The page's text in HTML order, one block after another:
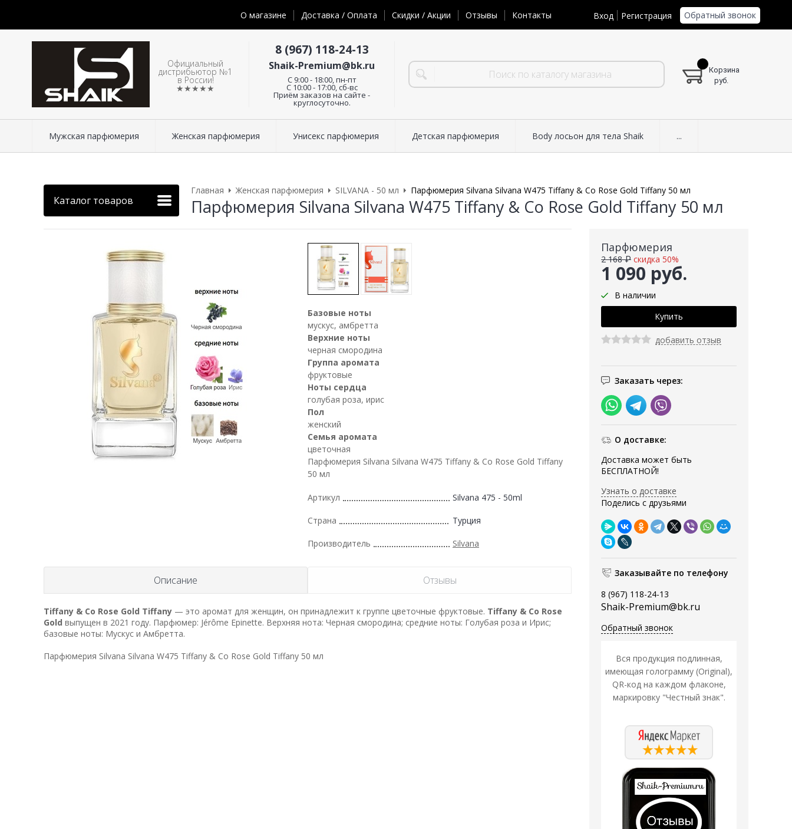
О магазине Доставка / Оплата Скидки / Акции Отзывы Контакты Вход Регистрация Обратный звонок
Официальный
дистрибьютор №1
в России!
★★★★★
8 (967) 118-24-13
Shaik-Premium@bk.ru
C 9:00 - 18:00, пн-пт
С 10:00 - 17:00, сб-вс
Приём заказов на сайте -
круглосуточно.
Корзина
руб.
Мужская парфюмерия Женская парфюмерия Унисекс парфюмерия Детская парфюмерия Body лосьон для тела Shaik ...
Каталог товаров
Главная Женская парфюмерия SILVANA - 50 мл Парфюмерия Silvana Silvana W475 Tiffany & Co Rose Gold Tiffany 50 мл
Парфюмерия Silvana Silvana W475 Tiffany & Co Rose Gold Tiffany 50 мл
Парфюмерия
1 090 руб.
2 168 ₽ скидка 50%
В наличии
добавить отзыв
Заказать через:
О доставке:
Доставка может быть
БЕСПЛАТНОЙ!
Узнать о доставке
Поделись с друзьями
Заказывайте по телефону
8 (967) 118-24-13
Shaik-Premium@bk.ru
Обратный звонок
Вся продукция подлинная,
имеющая голограмму (Original),
QR-код на каждом флаконе,
маркировку "Честный знак".
Базовые ноты
мускус, амбретта
Верхние ноты
черная смородина
Группа аромата
фруктовые
Ноты сердца
голубая роза, ирис
Пол
женский
Семья аромата
цветочная
Парфюмерия Silvana Silvana W475 Tiffany & Co Rose Gold Tiffany
50 мл
Артикул Silvana 475 - 50ml
Страна Турция
Производитель Silvana
Описание Отзывы
Tiffany & Co Rose Gold Tiffany — это аромат для женщин, он принадлежит к группе цветочные фруктовые. Tiffany & Co Rose
Gold выпущен в 2021 году. Парфюмер: Jérôme Epinette. Верхняя нота: Черная смородина; средние ноты: Голубая роза и Ирис;
базовые ноты: Мускус и Амбретта.
Парфюмерия Silvana Silvana W475 Tiffany & Co Rose Gold Tiffany 50 мл